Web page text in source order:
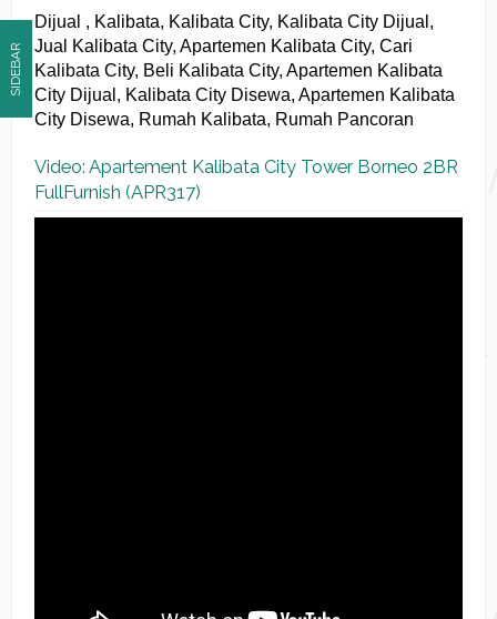
Dijual , Kalibata, Kalibata City, Kalibata City Dijual,
Jual Kalibata City, Apartemen Kalibata City, Cari
Kalibata City, Beli Kalibata City, Apartemen Kalibata
City Dijual, Kalibata City Disewa, Apartemen Kalibata
City Disewa, Rumah Kalibata, Rumah Pancoran
Video: Apartement Kalibata City Tower Borneo 2BR
FullFurnish (APR317)
SIDEBAR